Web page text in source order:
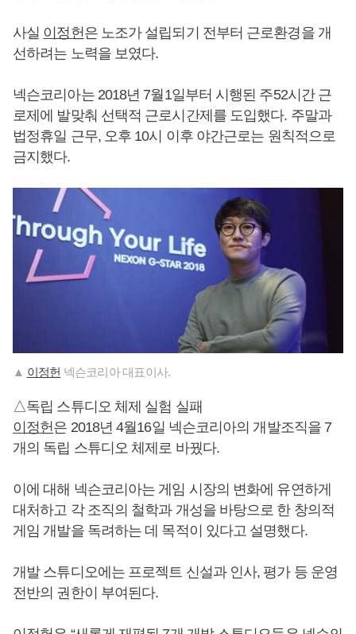
사실 이정헌은 노조가 설립되기 전부터 근로환경을 개
선하려는 노력을 보였다.
넥슨코리아는 2018년 7월1일부터 시행된 주52시간 근
로제에 발맞춰 선택적 근로시간제를 도입했다. 주말과
법정휴일 근무, 오후 10시 이후 야간근로는 원칙적으로
금지했다.
▲ 이정헌 넥슨코리아 대표이사.
△독립 스튜디오 체제 실험 실패
이정헌은 2018년 4월16일 넥슨코리아의 개발조직을 7
개의 독립 스튜디오 체제로 바꿨다.
이에 대해 넥슨코리아는 게임 시장의 변화에 유연하게
대처하고 각 조직의 철학과 개성을 바탕으로 한 창의적
게임 개발을 독려하는 데 목적이 있다고 설명했다.
개발 스튜디오에는 프로젝트 신설과 인사, 평가 등 운영
전반의 권한이 부여된다.